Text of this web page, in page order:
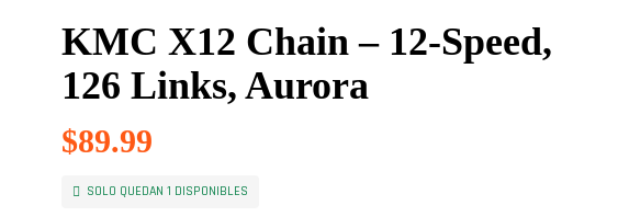
KMC X12 Chain – 12-Speed,
126 Links, Aurora
$89.99
SOLO QUEDAN 1 DISPONIBLES